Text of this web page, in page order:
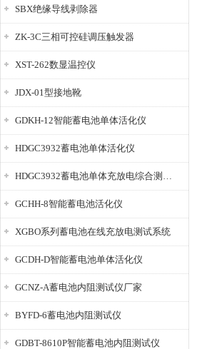
SBX绝缘导线剥除器
ZK-3C三相可控硅调压触发器
XST-262数显温控仪
JDX-01型接地靴
GDKH-12智能蓄电池单体活化仪
HDGC3932蓄电池单体活化仪
HDGC3932蓄电池单体充放电综合测试仪
GCHH-8智能蓄电池活化仪
XGBO系列蓄电池在线充放电测试系统
GCDH-D智能蓄电池单体活化仪
GCNZ-A蓄电池内阻测试仪厂家
BYFD-6蓄电池内阻测试仪
GDBT-8610P智能蓄电池内阻测试仪